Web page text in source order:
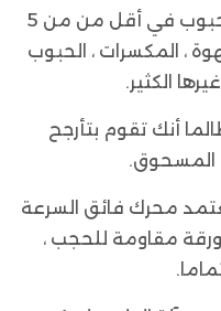
تعمل على طحن جميع أنواع الحبوب في أقل من من 5
، المكسرات ، الحبوب
الكثير.
أنك تقوم بتأرجح
المسحوق.
محرك فائق السرعة
ورقة مقاومة للحجب ،